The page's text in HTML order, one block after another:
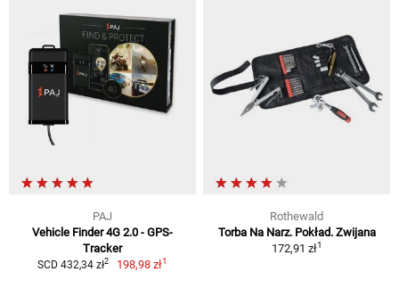
PAJ
Vehicle Finder 4G 2.0 - GPS-
Tracker
SCD 432,34 zł2 198,98 zł1
Rothewald
Torba Na Narz. Pokład. Zwijana
172,91 zł1